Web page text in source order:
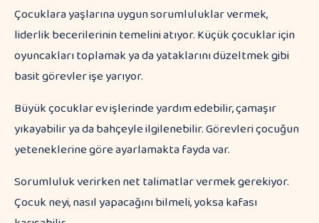
Çocuklara yaşlarına uygun sorumluluklar vermek,
liderlik becerilerinin temelini atıyor. Küçük çocuklar için
oyuncakları toplamak ya da yataklarını düzeltmek gibi
basit görevler işe yarıyor.
Büyük çocuklar ev işlerinde yardım edebilir, çamaşır
yıkayabilir ya da bahçeyle ilgilenebilir. Görevleri çocuğun
yeteneklerine göre ayarlamakta fayda var.
Sorumluluk verirken net talimatlar vermek gerekiyor.
Çocuk neyi, nasıl yapacağını bilmeli, yoksa kafası